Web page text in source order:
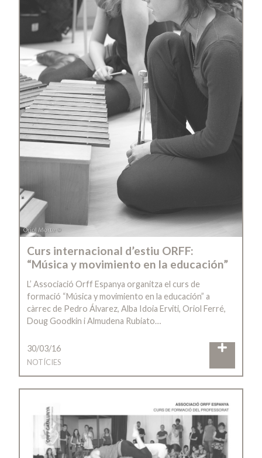
Curs internacional d’estiu ORFF:
“Música y movimiento en la educación”
L’ Associació Orff Espanya organitza el curs de
formació “Música y movimiento en la educación” a
càrrec de Pedro Álvarez, Alba Idoia Erviti, Oriol Ferré,
Doug Goodkin i Almudena Rubiato…
30/03/16
NOTÍCIES